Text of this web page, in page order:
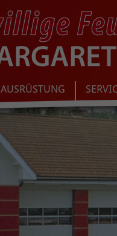
AUSRÜSTUNG